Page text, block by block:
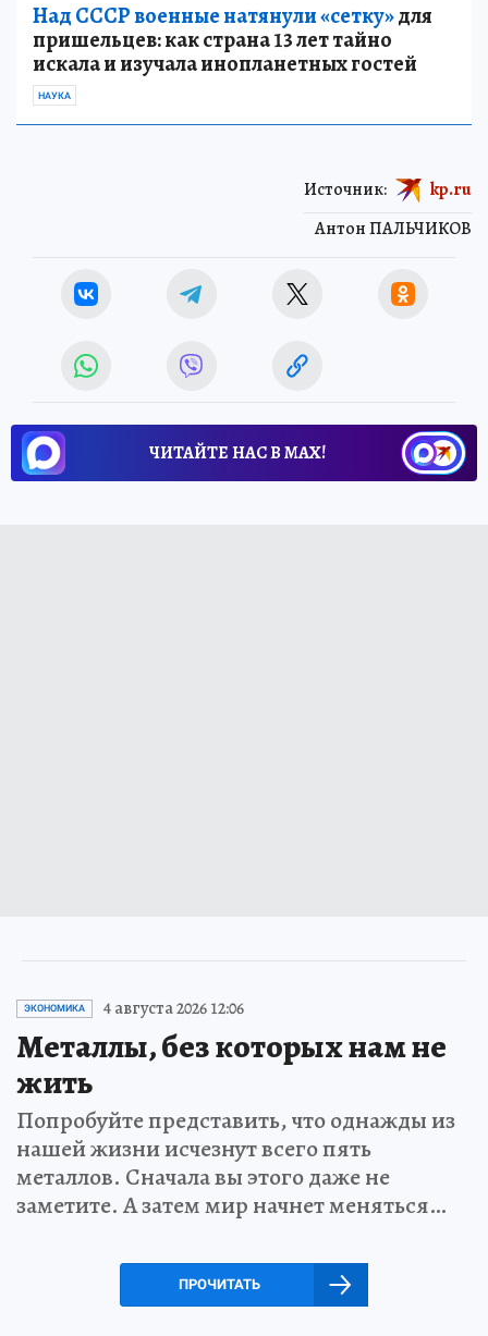
Над СССР военные натянули «сетку»для
пришельцев: как страна 13 лет тайно
искала и изучала инопланетных гостей
НАУКА
Антон ПАЛЬЧИКОВ
Источник: kp.ru
ЧИТАЙТЕ НАС В МАХ!
ЭКОНОМИКА 4 августа 2026 12:06
Металлы, без которых нам не
жить
Попробуйте представить, что однажды из
нашей жизни исчезнут всего пять
металлов. Сначала вы этого даже не
заметите. А затем мир начнет меняться…
ПРОЧИТАТЬ